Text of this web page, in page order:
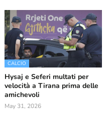
CALCIO
Hysaj e Seferi multati per
velocità a Tirana prima delle
amichevoli
May 31, 2026